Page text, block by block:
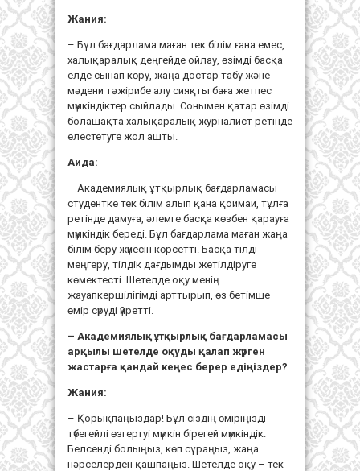
Жания:
– Бұл бағдарлама маған тек білім ғана емес,
халықаралық деңгейде ойлау, өзімді басқа
елде сынап көру, жаңа достар табу және
мәдени тәжірибе алу сияқты баға жетпес
мүмкіндіктер сыйлады. Сонымен қатар өзімді
болашақта халықаралық журналист ретінде
елестетуге жол ашты.
Аида:
– Академиялық ұтқырлық бағдарламасы
студентке тек білім алып қана қоймай, тұлға
ретінде дамуға, әлемге басқа көзбен қарауға
мүмкіндік береді. Бұл бағдарлама маған жаңа
білім беру жүйесін көрсетті. Басқа тілді
меңгеру, тілдік дағдымды жетілдіруге
көмектесті. Шетелде оқу менің
жауапкершілігімді арттырып, өз бетімше
өмір сүруді үйретті.
– Академиялық ұтқырлық бағдарламасы
арқылы шетелде оқуды қалап жүрген
жастарға қандай кеңес берер едіңіздер?
Жания:
– Қорықпаңыздар! Бұл сіздің өміріңізді
түбегейлі өзгертуі мүмкін бірегей мүмкіндік.
Белсенді болыңыз, көп сұраңыз, жаңа
нәрселерден қашпаңыз. Шетелде оқу – тек